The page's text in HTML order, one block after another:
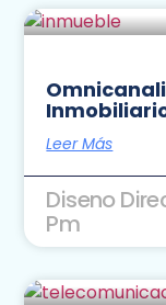
Leer Más
Diseno
Pm